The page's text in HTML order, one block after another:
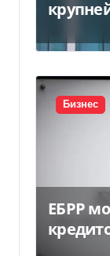
Бизнес
ЕБРР